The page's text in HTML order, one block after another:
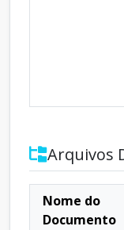
Arquivos
Nome do
Documento